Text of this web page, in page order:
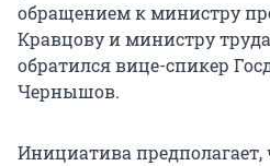
обращением к министру
Кравцову и министру
обратился вице-спикер
Чернышов.
Инициатива предполагает,